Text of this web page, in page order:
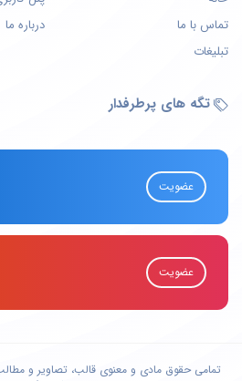
تماس با ما
درباره ما
تبلیغات
تگه های پرطرفدار
عضویت
عضویت
تمامی حقوق مادی و معنوی قالب، تصاویر و